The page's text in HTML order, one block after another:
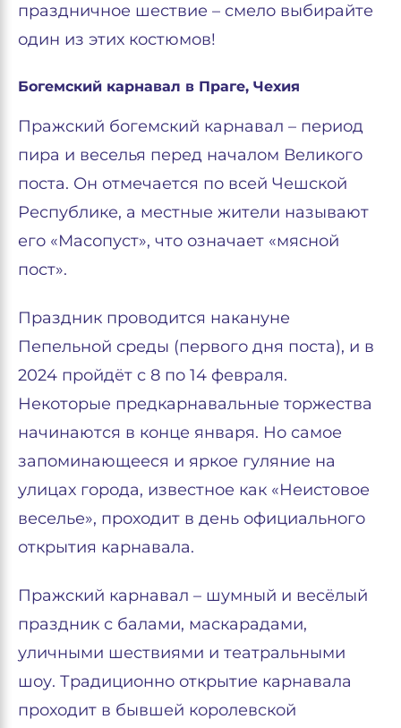
праздничное шествие – смело выбирайте
один из этих костюмов!
Богемский карнавал в Праге, Чехия
Пражский богемский карнавал – период
пира и веселья перед началом Великого
поста. Он отмечается по всей Чешской
Республике, а местные жители называют
его «Масопуст», что означает «мясной
пост».
Праздник проводится накануне
Пепельной среды (первого дня поста), и в
2024 пройдёт с 8 по 14 февраля.
Некоторые предкарнавальные торжества
начинаются в конце января. Но самое
запоминающееся и яркое гуляние на
улицах города, известное как «Неистовое
веселье», проходит в день официального
открытия карнавала.
Пражский карнавал – шумный и весёлый
праздник с балами, маскарадами,
уличными шествиями и театральными
шоу. Традиционно открытие карнавала
проходит в бывшей королевской